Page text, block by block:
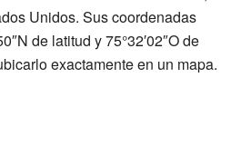
Unidos. Sus coordenadas
de latitud y 75°32′02″O de
exactamente en un mapa.